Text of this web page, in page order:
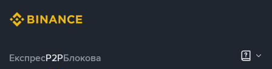
ЕкспресP2PБлокова